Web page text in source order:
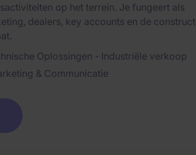
op het terrein. Je fungeert als
dealers, key accounts en de
Oplossingen - Industriële verkoop
& Communicatie